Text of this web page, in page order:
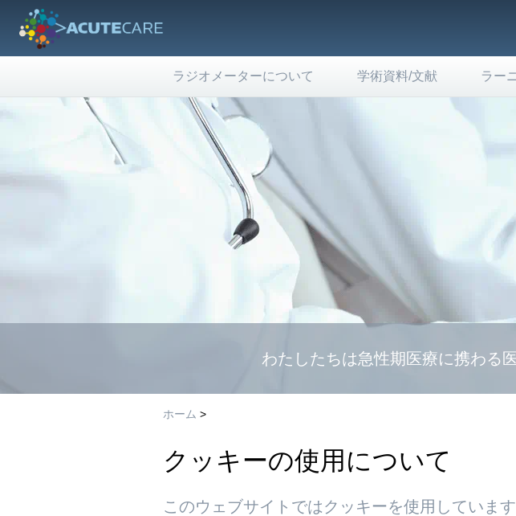
ラジオメーターについて 学術資料/文献 ラー
わたしたちは急性期医療に携わる
ホーム >
クッキーの使用について
このウェブサイトではクッキーを使用しています